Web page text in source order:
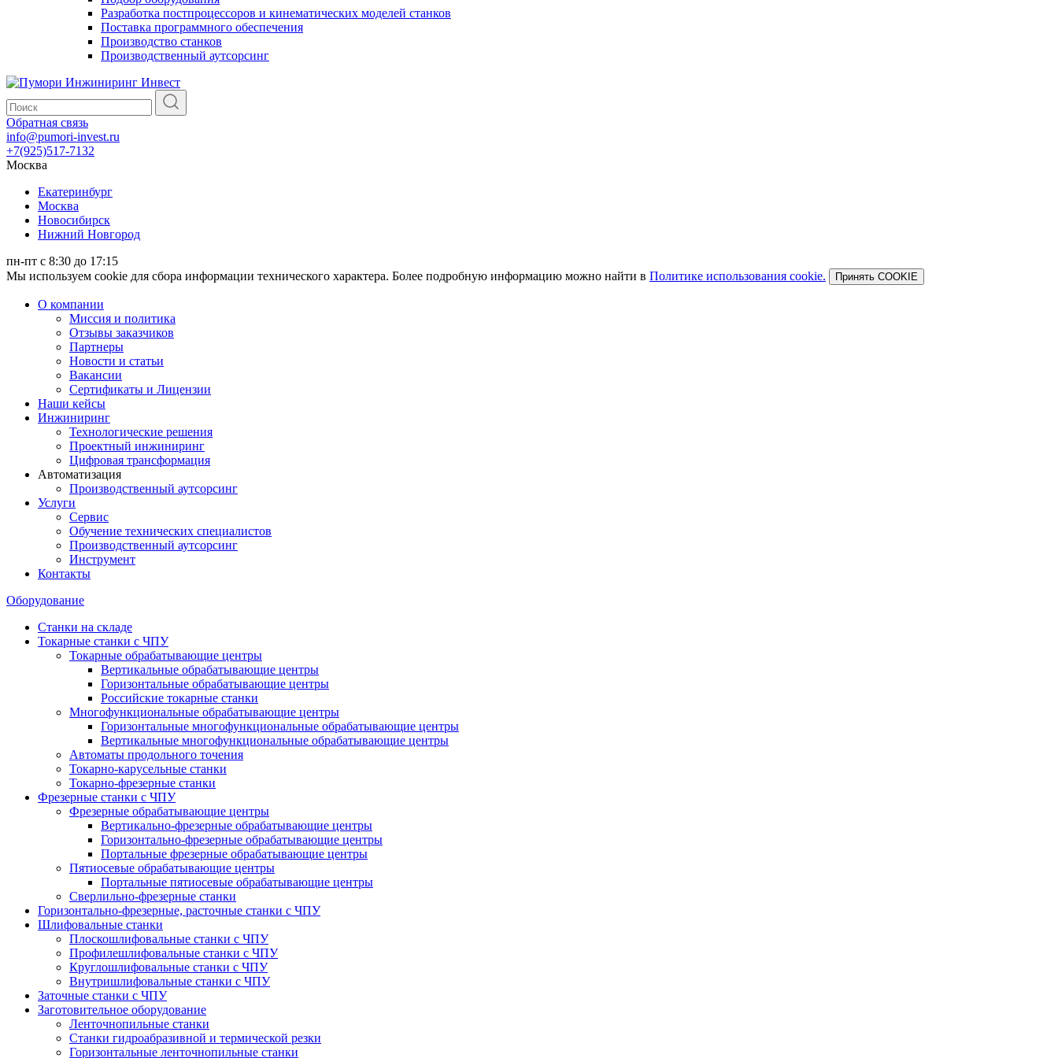
Разработка постпроцессоров и кинематических моделей станков
Поставка программного обеспечения
Производство станков
Производственный аутсорсинг
Обратная связь
info@pumori-invest.ru
+7(925)517-7132
Москва
Екатеринбург
Москва
Новосибирск
Нижний Новгород
пн-пт с 8:30 до 17:15
Мы используем cookie для сбора информации технического характера. Более подробную информацию можно найти в Политике использования cookie. Принять COOKIE
О компании
Миссия и политика
Отзывы заказчиков
Партнеры
Новости и статьи
Вакансии
Сертификаты и Лицензии
Наши кейсы
Инжиниринг
Технологические решения
Проектный инжиниринг
Цифровая трансформация
Автоматизация
Производственный аутсорсинг
Услуги
Сервис
Обучение технических специалистов
Производственный аутсорсинг
Инструмент
Контакты
Оборудование
Станки на складе
Токарные станки с ЧПУ
Токарные обрабатывающие центры
Вертикальные обрабатывающие центры
Горизонтальные обрабатывающие центры
Российские токарные станки
Многофункциональные обрабатывающие центры
Горизонтальные многофункциональные обрабатывающие центры
Вертикальные многофункциональные обрабатывающие центры
Автоматы продольного точения
Токарно-карусельные станки
Токарно-фрезерные станки
Фрезерные станки с ЧПУ
Фрезерные обрабатывающие центры
Вертикально-фрезерные обрабатывающие центры
Горизонтально-фрезерные обрабатывающие центры
Портальные фрезерные обрабатывающие центры
Пятиосевые обрабатывающие центры
Портальные пятиосевые обрабатывающие центры
Сверлильно-фрезерные станки
Горизонтально-фрезерные, расточные станки с ЧПУ
Шлифовальные станки
Плоскошлифовальные станки с ЧПУ
Профилешлифовальные станки с ЧПУ
Круглошлифовальные станки с ЧПУ
Внутришлифовальные станки с ЧПУ
Заточные станки с ЧПУ
Заготовительное оборудование
Ленточнопильные станки
Станки гидроабразивной и термической резки
Горизонтальные ленточнопильные станки